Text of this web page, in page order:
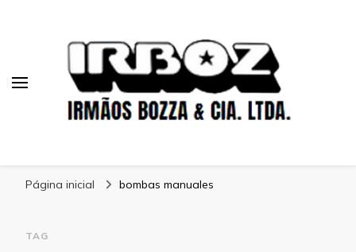
Página inicial bombas manuales
TAG